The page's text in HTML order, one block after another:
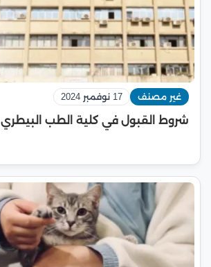
غير مصنف 17 نوفمبر 2024
شروط القبول في كلية الطب البيطري